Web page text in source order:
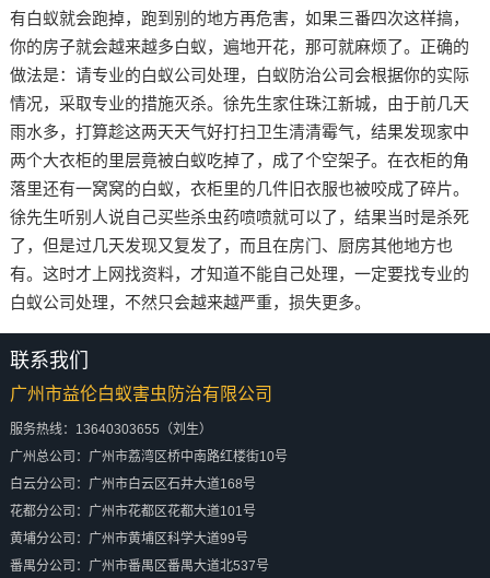
有白蚁就会跑掉，跑到别的地方再危害，如果三番四次这样搞，
你的房子就会越来越多白蚁，遍地开花，那可就麻烦了。正确的
做法是：请专业的白蚁公司处理，白蚁防治公司会根据你的实际
情况，采取专业的措施灭杀。徐先生家住珠江新城，由于前几天
雨水多，打算趁这两天天气好打扫卫生清清霉气，结果发现家中
两个大衣柜的里层竟被白蚁吃掉了，成了个空架子。在衣柜的角
落里还有一窝窝的白蚁，衣柜里的几件旧衣服也被咬成了碎片。
徐先生听别人说自己买些杀虫药喷喷就可以了，结果当时是杀死
了，但是过几天发现又复发了，而且在房门、厨房其他地方也
有。这时才上网找资料，才知道不能自己处理，一定要找专业的
白蚁公司处理，不然只会越来越严重，损失更多。
联系我们
广州市益伦白蚁害虫防治有限公司
服务热线：13640303655（刘生）
广州总公司：广州市荔湾区桥中南路红楼街10号
白云分公司：广州市白云区石井大道168号
花都分公司：广州市花都区花都大道101号
黄埔分公司：广州市黄埔区科学大道99号
番禺分公司：广州市番禺区番禺大道北537号